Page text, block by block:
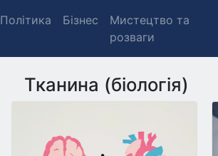
Політика Бізнес
Мистецтво та
розваги
Тканина (біологія)